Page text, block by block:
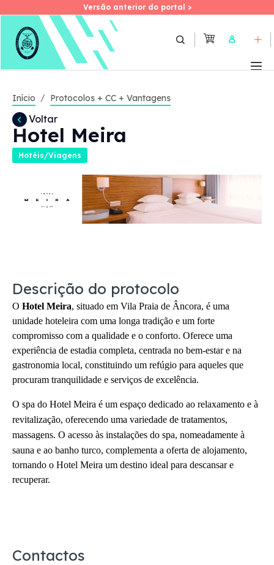
Skip
Versão anterior do portal >
Versão anterior do portal >
User
Início Protocolos + CC + Vantagens
Voltar
Hotel Meira
Hotéis/Viagens
Descrição do protocolo
O Hotel Meira, situado em Vila Praia de Âncora, é uma
unidade hoteleira com uma longa tradição e um forte
compromisso com a qualidade e o conforto. Oferece uma
experiência de estadia completa, centrada no bem-estar e na
gastronomia local, constituindo um refúgio para aqueles que
procuram tranquilidade e serviços de excelência.
O spa do Hotel Meira é um espaço dedicado ao relaxamento e à
revitalização, oferecendo uma variedade de tratamentos,
massagens. O acesso às instalações do spa, nomeadamente à
sauna e ao banho turco, complementa a oferta de alojamento,
tornando o Hotel Meira um destino ideal para descansar e
recuperar.
Contactos